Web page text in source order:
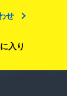
せ
入り